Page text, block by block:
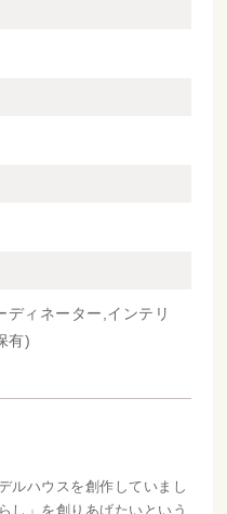
ィネーター,インテリ
有)
ルハウスを創作していまし
し」を創りあげたいという